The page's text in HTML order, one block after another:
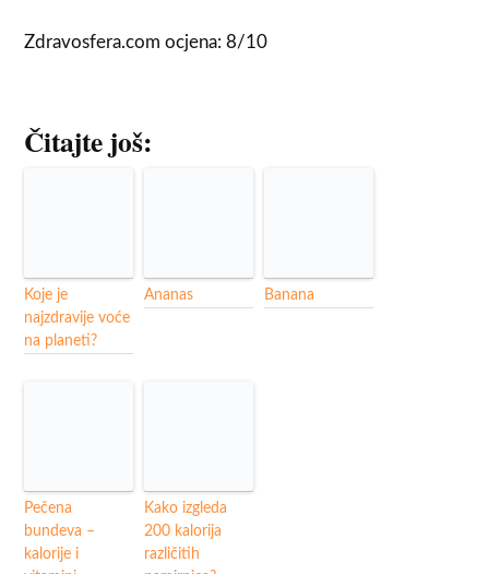
Zdravosfera.com ocjena: 8/10
Čitajte još:
Koje je
najzdravije voće
na planeti?
Ananas Banana
Pečena
bundeva –
kalorije i
Kako izgleda
200 kalorija
različitih